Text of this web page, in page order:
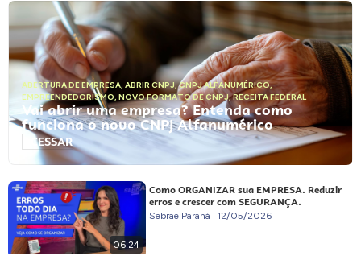
ABERTURA DE EMPRESA, ABRIR CNPJ,CNPJ ALFANUMÉRICO,
EMPREENDEDORISMO, NOVO FORMATO DE CNPJ,RECEITA FEDERAL
Vai abrir uma empresa? Entenda como
funciona o novo CNPJ Alfanumérico
ACESSAR
06:24
Como ORGANIZAR sua EMPRESA. Reduzir
erros e crescer com SEGURANÇA.
Sebrae Paraná 12/05/2026